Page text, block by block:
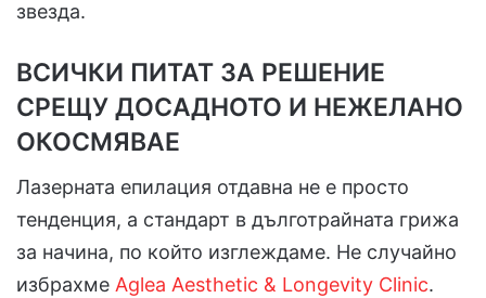
звезда.
ВСИЧКИ ПИТАТ ЗА РЕШЕНИЕ
СРЕЩУ ДОСАДНОТО И НЕЖЕЛАНО
ОКОСМЯВАЕ
Лазерната епилация отдавна не е просто
тенденция, а стандарт в дълготрайната грижа
за начина, по който изглеждаме. Не случайно
избрахме Aglea Aesthetic & Longevity Clinic.